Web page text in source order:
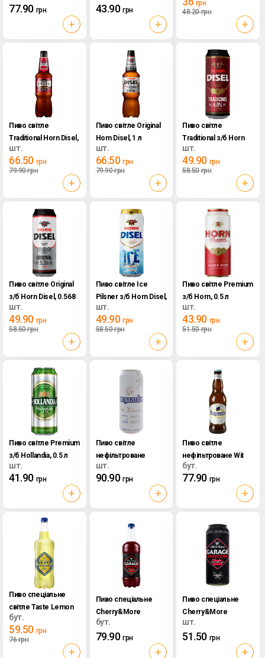
77.90 грн 43.90 грн
грн
48.20грн
Пиво світле
Traditional Horn Disel,
1 л
шт.
66.50 грн
79.90грн
Пиво світле Original
Horn Disel, 1 л
шт.
66.50 грн
79.90грн
Пиво світле
Traditional з/б Horn
Disel, 0.568 л
шт.
49.90 грн
58.50грн
Пиво світле Original
з/б Horn Disel, 0.568
л
шт.
49.90 грн
58.50грн
Пиво світле Ice
Pilsner з/б Horn Disel,
0,568 л
шт.
49.90 грн
58.50грн
Пиво світле Premium
з/б Horn, 0.5 л
шт.
43.90 грн
51.50грн
Пиво світле Premium
з/б Hollandia, 0.5 л
шт.
41.90 грн
Пиво світле
нефільтроване
Blanche з/б
Hoegaarden, 0.5 л
шт.
90.90 грн
Пиво світле
нефільтроване Wit
Blanche Hoegaarden,
0.33 л
бут.
77.90 грн
Пиво спеціальне
світле Taste Lemon
Seth&Riley's Garage,
0.9 л
бут.
59.50 грн
76грн
Пиво спеціальне
Cherry&More
Hardcore
Seth&Riley's Garage,
бут.
79.90 грн
Пиво спеціальне
Cherry&More
Hardcore
Seth&Riley's з/б
шт.
51.50 грн